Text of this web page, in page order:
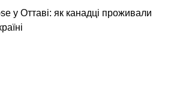
у Оттаві: як канадці проживали